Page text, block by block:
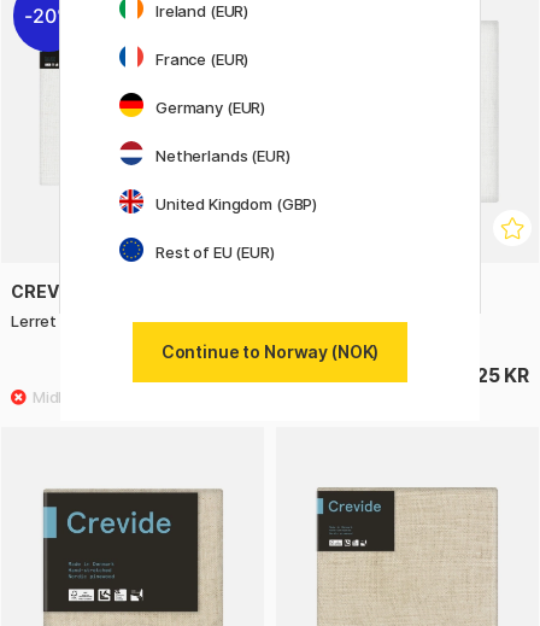
20%
CREVIDE
Lerret Hvit Lin 92x73 (F30) Lerret Hvit Lin 20x20
125 KR
Ireland (EUR)
France (EUR)
Germany (EUR)
Netherlands (EUR)
United Kingdom (GBP)
Rest of EU (EUR)
Continue to Norway (NOK)